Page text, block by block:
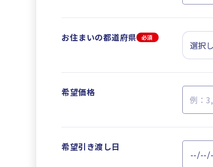
お住まいの都道府県 必須
希望価格
希望引き渡し日